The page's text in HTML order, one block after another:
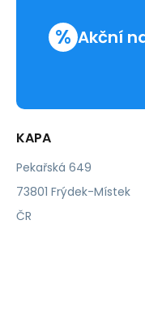
BC-
02
% Akční
KAPA
Pekařská 649
73801 Frýdek-Místek
ČR